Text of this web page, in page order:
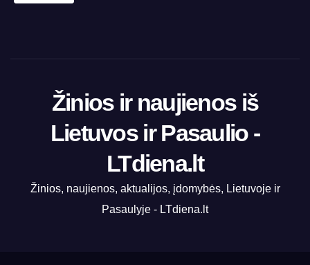
Žinios ir naujienos iš
Lietuvos ir Pasaulio -
LTdiena.lt
Žinios, naujienos, aktualijos, įdomybės, Lietuvoje ir
Pasaulyje - LTdiena.lt